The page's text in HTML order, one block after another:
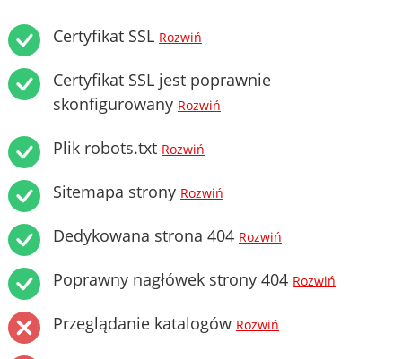
Certyfikat SSL Rozwiń
Certyfikat SSL jest poprawnie
skonfigurowany Rozwiń
Plik robots.txt Rozwiń
Sitemapa strony Rozwiń
Dedykowana strona 404 Rozwiń
Poprawny nagłówek strony 404 Rozwiń
Przeglądanie katalogów Rozwiń